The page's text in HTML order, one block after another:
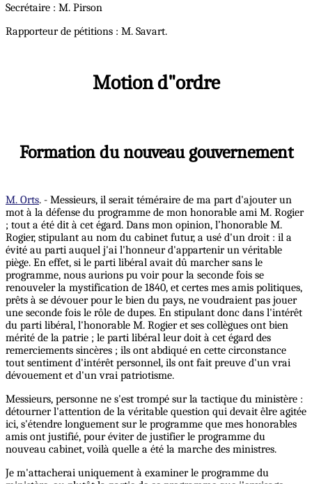
Secrétaire : M. Pirson
Rapporteur de pétitions : M. Savart.
Motion d"ordre
Formation du nouveau gouvernement
M. Orts. - Messieurs, il serait téméraire de ma part d'ajouter un
mot à la défense du programme de mon honorable ami M. Rogier
; tout a été dit à cet égard. Dans mon opinion, l’honorable M.
Rogier, stipulant au nom du cabinet futur, a usé d'un droit : il a
évité au parti auquel j'ai l'honneur d'appartenir un véritable
piège. En effet, si le parti libéral avait dû marcher sans le
programme, nous aurions pu voir pour la seconde fois se
renouveler la mystification de 1840, et certes mes amis politiques,
prêts à se dévouer pour le bien du pays, ne voudraient pas jouer
une seconde fois le rôle de dupes. En stipulant donc dans l'intérêt
du parti libéral, l'honorable M. Rogier et ses collègues ont bien
mérité de la patrie ; le parti libéral leur doit à cet égard des
remerciements sincères ; ils ont abdiqué en cette circonstance
tout sentiment d'intérêt personnel, ils ont fait preuve d'un vrai
dévouement et d'un vrai patriotisme.
Messieurs, personne ne s'est trompé sur la tactique du ministère :
détourner l'attention de la véritable question qui devait êlre agitée
ici, s'étendre longuement sur le programme que mes honorables
amis ont justifié, pour éviter de justifier le programme du
nouveau cabinet, voilà quelle a été la marche des ministres.
Je m'attacherai uniquement à examiner le programme du